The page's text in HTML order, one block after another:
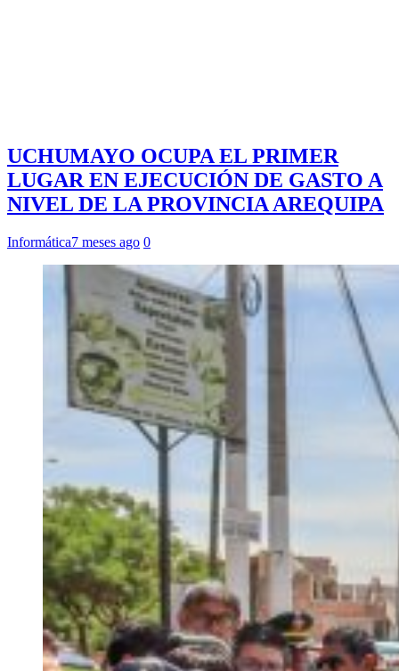
UCHUMAYO OCUPA EL PRIMER
LUGAR EN EJECUCIÓN DE GASTO A
NIVEL DE LA PROVINCIA AREQUIPA
Informática7 meses ago 0